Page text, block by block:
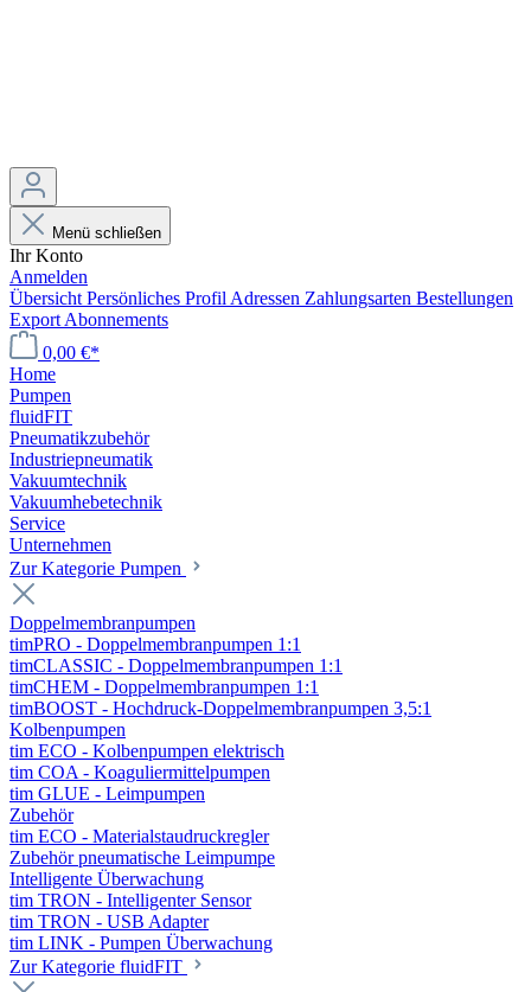
Menü schließen
Ihr Konto
Anmelden
Übersicht Persönliches Profil Adressen Zahlungsarten Bestellungen
Export Abonnements
0,00 €*
Home
Pumpen
fluidFIT
Pneumatikzubehör
Industriepneumatik
Vakuumtechnik
Vakuumhebetechnik
Service
Unternehmen
Zur Kategorie Pumpen
Doppelmembranpumpen
timPRO - Doppelmembranpumpen 1:1
timCLASSIC - Doppelmembranpumpen 1:1
timCHEM - Doppelmembranpumpen 1:1
timBOOST - Hochdruck-Doppelmembranpumpen 3,5:1
Kolbenpumpen
tim ECO - Kolbenpumpen elektrisch
tim COA - Koaguliermittelpumpen
tim GLUE - Leimpumpen
Zubehör
tim ECO - Materialstaudruckregler
Zubehör pneumatische Leimpumpe
Intelligente Überwachung
tim TRON - Intelligenter Sensor
tim TRON - USB Adapter
tim LINK - Pumpen Überwachung
Zur Kategorie fluidFIT